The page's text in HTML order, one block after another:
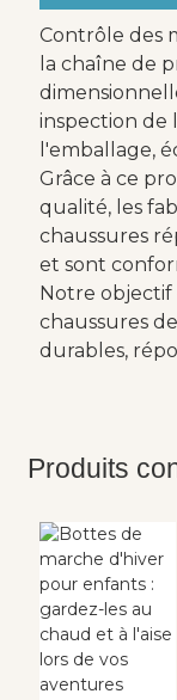
Contrôle des
la chaîne de
inspection de
l'emballage,
Grâce à ce
qualité, les
chaussures
et sont
Notre objectif
chaussures
durables,
Produits